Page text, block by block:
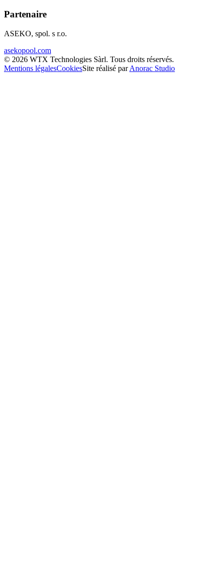
Partenaire
ASEKO, spol. s r.o.
asekopool.com
© 2026 WTX Technologies Sàrl. Tous droits réservés.
Mentions légalesCookiesSite réalisé par Anorac Studio